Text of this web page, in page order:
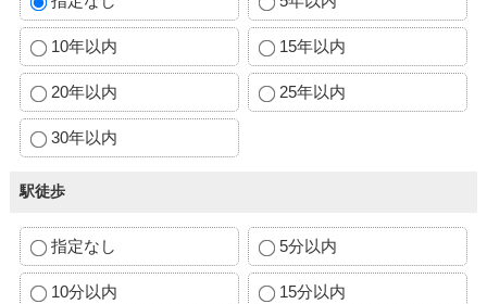
10年以内 15年以内
20年以内 25年以内
30年以内
駅徒歩
指定なし 5分以内
10分以内 15分以内